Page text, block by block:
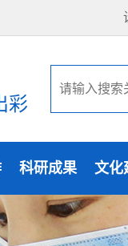
彩
科研成果
发表文章
文化
国重电